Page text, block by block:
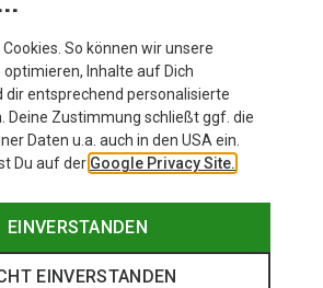
Cookies. So können wir unsere
optimieren, Inhalte auf Dich
dir entsprechend personalisierte
Deine Zustimmung schließt ggf. die
Daten u.a. auch in den USA ein.
Du auf der Google Privacy Site.
EINVERSTANDEN
EINVERSTANDEN